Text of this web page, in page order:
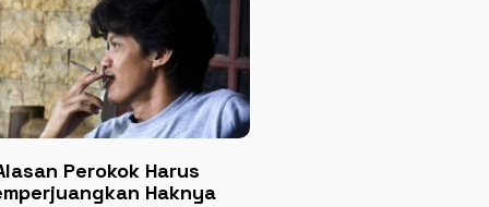
Perokok Harus
Haknya